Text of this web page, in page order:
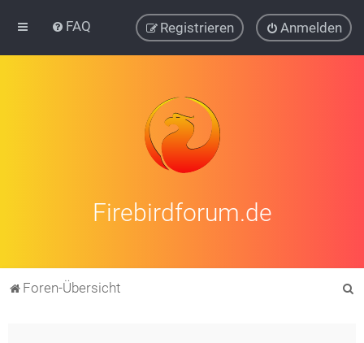
FAQ Anmelden
Registrieren
Firebirdforum.de
Foren-Übersicht